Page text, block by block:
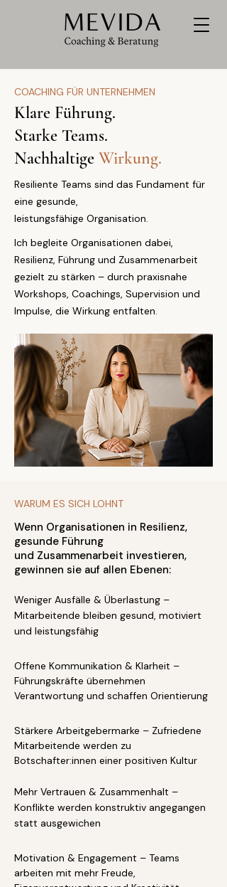
COACHING FÜR UNTERNEHMEN
Klare Führung.
Starke Teams.
Nachhaltige Wirkung.
Resiliente Teams sind das Fundament für
eine gesunde,
leistungsfähige Organisation.
Ich begleite Organisationen dabei,
Resilienz, Führung und Zusammenarbeit
gezielt zu stärken – durch praxisnahe
Workshops, Coachings, Supervision und
Impulse, die Wirkung entfalten.
WARUM ES SICH LOHNT
Wenn Organisationen in Resilienz,
gesunde Führung
und Zusammenarbeit investieren,
gewinnen sie auf allen Ebenen:
Weniger Ausfälle & Überlastung –
Mitarbeitende bleiben gesund, motiviert
und leistungsfähig
Offene Kommunikation & Klarheit –
Führungskräfte übernehmen
Verantwortung und schaffen Orientierung
Stärkere Arbeitgebermarke – Zufriedene
Mitarbeitende werden zu
Botschafter:innen einer positiven Kultur
Mehr Vertrauen & Zusammenhalt –
Konflikte werden konstruktiv angegangen
statt ausgewichen
Motivation & Engagement – Teams
arbeiten mit mehr Freude,